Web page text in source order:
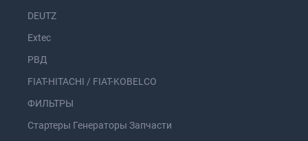
DEUTZ
Extec
РВД
FIAT-HITACHI / FIAT-KOBELCO
ФИЛЬТРЫ
Стартеры Генераторы Запчасти